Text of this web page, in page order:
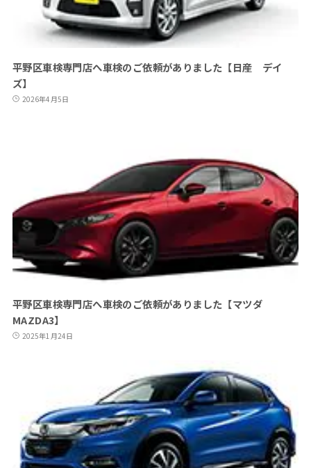
平野区車検専門店へ車検のご依頼がありました【日産 デイ
ズ】
2026年4月5日
平野区車検専門店へ車検のご依頼がありました【マツダ
MAZDA3】
2025年1月24日